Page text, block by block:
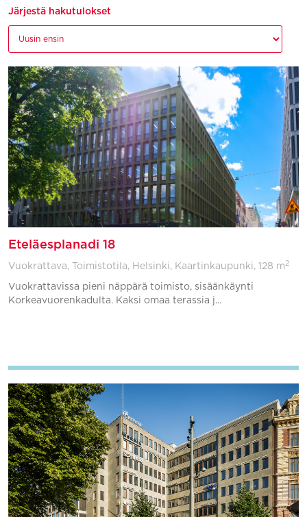
Järjestä hakutulokset
Eteläesplanadi 18
Vuokrattava, Toimistotila, Helsinki, Kaartinkaupunki, 128 m 2
Vuokrattavissa pieni näppärä toimisto, sisäänkäynti
Korkeavuorenkadulta. Kaksi omaa terassia j...